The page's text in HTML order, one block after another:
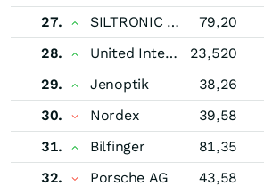
27.
SILTRONIC AG 79,20
28.
United Internet 23,520
29.
Jenoptik 38,26
30.
Nordex 39,58
31.
Bilfinger 81,35
32.
Porsche AG 43,58